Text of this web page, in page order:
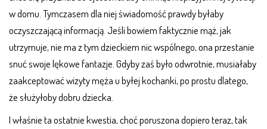
w domu. Tymczasem dla niej świadomość prawdy byłaby
oczyszczającą informacją. Jeśli bowiem faktycznie mąż, jak
utrzymuje, nie ma z tym dzieckiem nic wspólnego, ona przestanie
snuć swoje lękowe fantazje. Gdyby zaś było odwrotnie, musiałaby
zaakceptować wizyty męża u byłej kochanki, po prostu dlatego,
że służyłoby dobru dziecka.
I właśnie ta ostatnie kwestia, choć poruszona dopiero teraz, tak